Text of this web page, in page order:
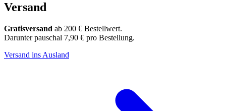
Versand
Gratisversand ab 200 € Bestellwert.
Darunter pauschal 7,90 € pro Bestellung.
Versand ins Ausland